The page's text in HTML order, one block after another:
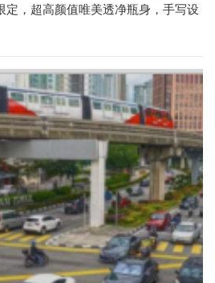
，超高颜值唯美透净瓶身，手写设